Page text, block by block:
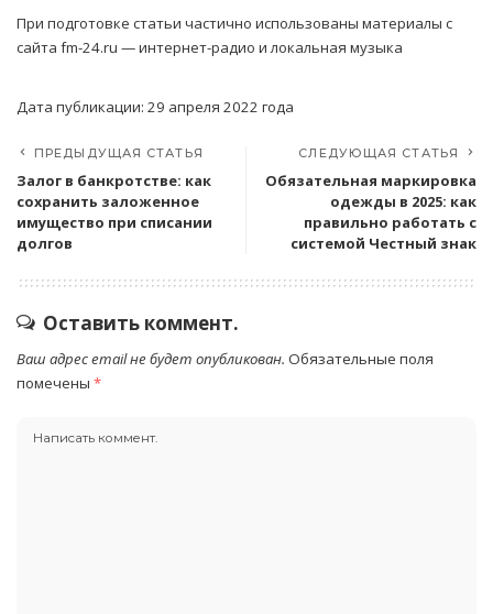
При подготовке статьи частично использованы материалы с
сайта fm-24.ru — интернет-радио и локальная музыка
Дата публикации: 29 апреля 2022 года
ПРЕДЫДУЩАЯ СТАТЬЯ
Залог в банкротстве: как
сохранить заложенное
имущество при списании
долгов
СЛЕДУЮЩАЯ СТАТЬЯ
Обязательная маркировка
одежды в 2025: как
правильно работать с
системой Честный знак
Оставить коммент.
Ваш адрес email не будет опубликован. Обязательные поля
помечены *